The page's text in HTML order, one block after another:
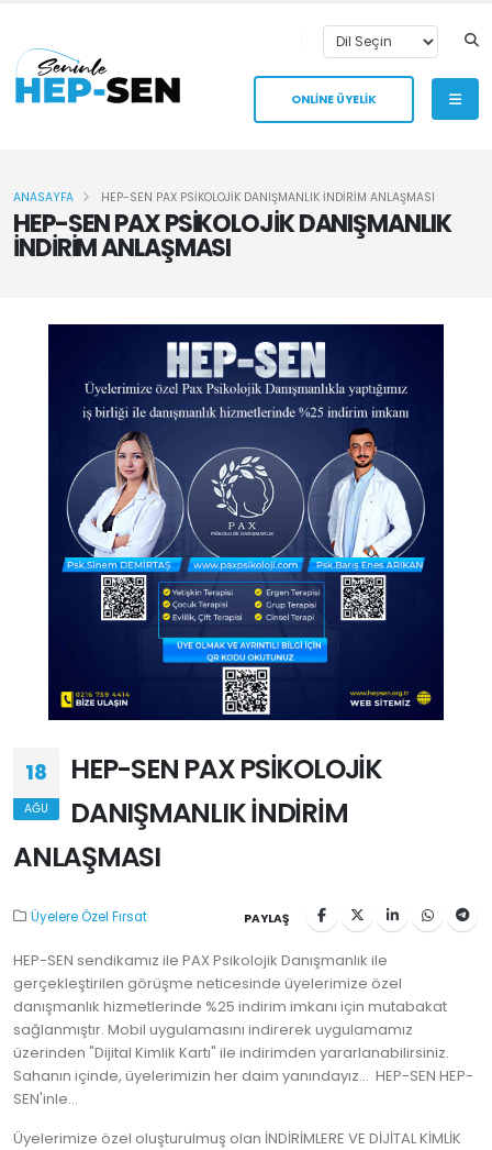
ONLİNE ÜYELİK
HEP-SEN PAX PSİKOLOJİK DANIŞMANLIK
İNDİRİM ANLAŞMASI
ANASAYFA HEP-SEN PAX PSİKOLOJİK DANIŞMANLIK İNDİRİM ANLAŞMASI
18
AĞU
HEP-SEN PAX PSİKOLOJİK
DANIŞMANLIK İNDİRİM
ANLAŞMASI
Üyelere Özel Fırsat PAYLAŞ
HEP-SEN sendikamız ile PAX Psikolojik Danışmanlık ile
gerçekleştirilen görüşme neticesinde üyelerimize özel
danışmanlık hizmetlerinde %25 indirim imkanı için mutabakat
sağlanmıştır. Mobil uygulamasını indirerek uygulamamız
üzerinden "Dijital Kimlik Kartı" ile indirimden yararlanabilirsiniz.
Sahanın içinde, üyelerimizin her daim yanındayız... HEP-SEN HEP-
SEN'inle...
Üyelerimize özel oluşturulmuş olan İNDİRİMLERE VE DİJİTAL KİMLİK